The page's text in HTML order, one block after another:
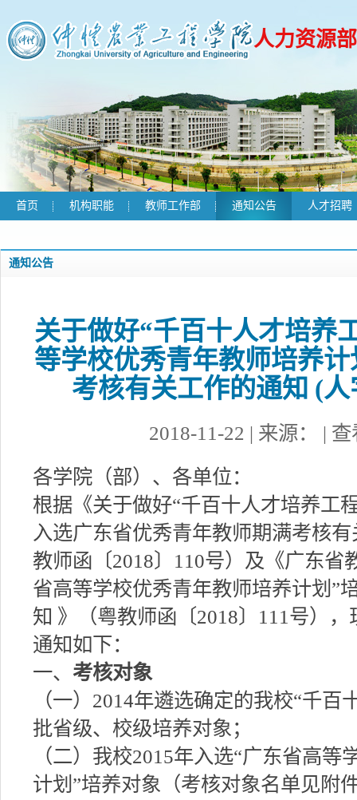
人力资源
首页 机构职能 教师工作部 通知公告 人才招聘
通知公告
关于做好“千百十人才培养
等学校优秀青年教师培养
考核有关工作的通知 (
2018-11-22 | 来源： |
各学院（部）、各单位：
根据《关于做好“千百十人才培养工
入选广东省优秀青年教师期满考核
教师函〔2018〕110号）及《广东省
省高等学校优秀青年教师培养计划”
知 》（粤教师函〔2018〕111号）
通知如下：
一、 考核对象
（一）2014年遴选确定的我校“千百
批省级、校级培养对象；
（二）我校2015年入选“广东省高等
计划”培养对象（考核对象名单见附